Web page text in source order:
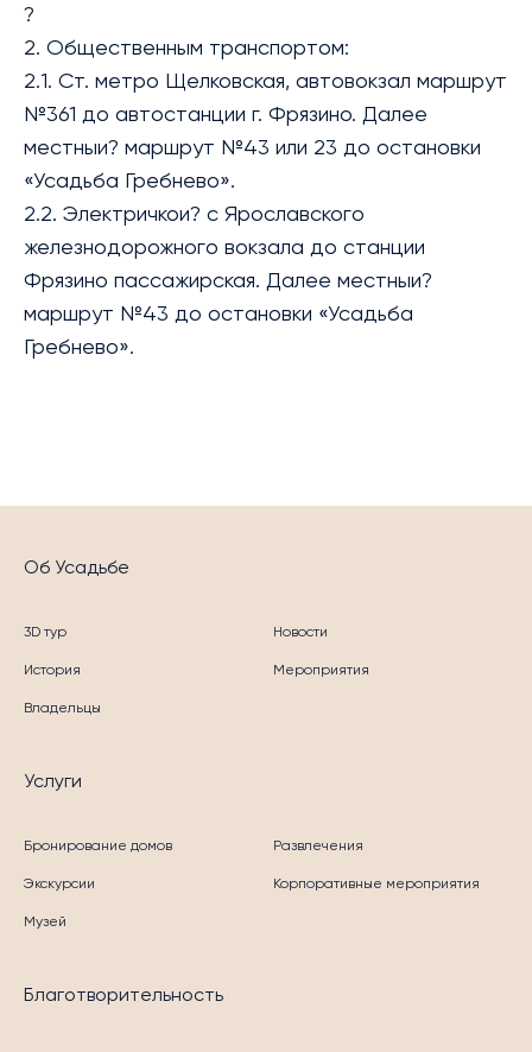
?
2. Общественным транспортом:
2.1. Ст. метро Щелковская, автовокзал маршрут
№361 до автостанции г. Фрязино. Далее
местныи? маршрут №43 или 23 до остановки
«Усадьба Гребнево».
2.2. Электричкои? с Ярославского
железнодорожного вокзала до станции
Фрязино пассажирская. Далее местныи?
маршрут №43 до остановки «Усадьба
Гребнево».
Об Усадьбе
3D тур
История
Владельцы
Новости
Мероприятия
Услуги
Бронирование домов
Экскурсии
Музей
Развлечения
Корпоративные мероприятия
Благотворительность